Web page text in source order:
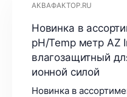
АКВАФАКТОР.RU
Новинка в
pH/Temp метр AZ
влагозащитный
ионной силой
Новинка в